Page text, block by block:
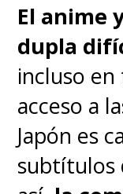
llegan
streaming
esperen
El anime
dupla
incluso
acceso a
Japón es
subtítulos